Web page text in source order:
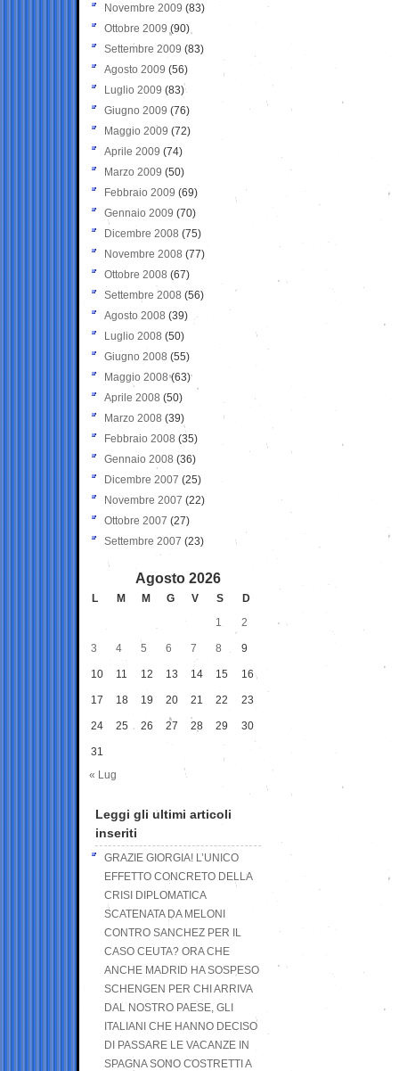
Novembre 2009 (83)
Ottobre 2009 (90)
Settembre 2009 (83)
Agosto 2009 (56)
Luglio 2009 (83)
Giugno 2009 (76)
Maggio 2009 (72)
Aprile 2009 (74)
Marzo 2009 (50)
Febbraio 2009 (69)
Gennaio 2009 (70)
Dicembre 2008 (75)
Novembre 2008 (77)
Ottobre 2008 (67)
Settembre 2008 (56)
Agosto 2008 (39)
Luglio 2008 (50)
Giugno 2008 (55)
Maggio 2008(63)
Aprile 2008 (50)
Marzo 2008 (39)
Febbraio 2008 (35)
Gennaio 2008 (36)
Dicembre 2007 (25)
Novembre 2007 (22)
Ottobre 2007 (27)
Settembre 2007 (23)
Agosto 2026
L M M G V S
D
1
2
3 4 5 6 7 8 9
10 11 12 13 14 15 16
17 18 19 20 21 22 23
24 25 26 27 28 29 30
31
« Lug
Leggi gli ultimi articoli
inseriti
GRAZIE GIORGIA! L’UNICO
EFFETTO CONCRETO DELLA
CRISI DIPLOMATICA
SCATENATA DA MELONI
CONTRO SANCHEZ PER IL
CASO CEUTA? ORA CHE
ANCHE MADRID HA SOSPESO
SCHENGEN PER CHI ARRIVA
DAL NOSTRO PAESE, GLI
ITALIANI CHE HANNO DECISO
DI PASSARE LE VACANZE IN
SPAGNA SONO COSTRETTI A